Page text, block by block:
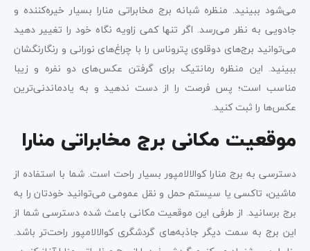
می‌شود ببینید. منظره شبانه برج مخابراتی منارا بسیار خیره‌کننده و
جادویی به نظر می‌رسد. اگر تنها کمی زاویه نگاه خود را تغییر دهید
می‌توانید برج‌های دوقلوی پتروناس را با چراغ‌های نورانی و رنگارنگشان
ببینید. این منظره رمانتیک برای گرفتن عکس‌های دو نفره و زیبا
مناسب است؛ پس فرصت را از دست ندهید و به یادماندنی‌ترین
عکس‌ها را ثبت کنید.
موقعیت مکانی برج مخابراتی منارا
دسترسی به برج منارا کوالالامپور بسیار راحت است. شما با استفاده از
ماشین، تاکسی یا سیستم حمل و نقل عمومی می‌توانید خودتان را به
برج برسانید. از طرفی این موقعیت مکانی باعث شده دسترسی شما از
این برج به سمت دیگر جاذبه‌های گردشگری کوالالامپور راحت‌تر باشد.